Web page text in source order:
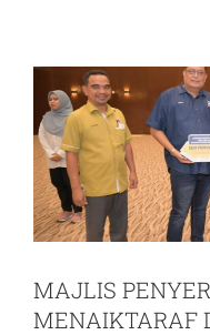
MAJLIS
MENAIKTARAF